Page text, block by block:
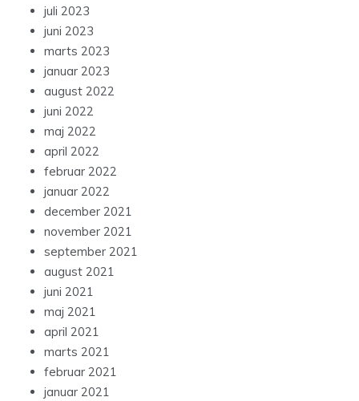
juli 2023
juni 2023
marts 2023
januar 2023
august 2022
juni 2022
maj 2022
april 2022
februar 2022
januar 2022
december 2021
november 2021
september 2021
august 2021
juni 2021
maj 2021
april 2021
marts 2021
februar 2021
januar 2021